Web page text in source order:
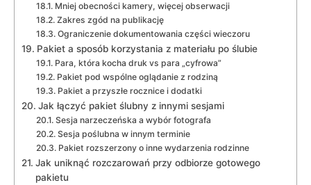
Mniej obecności kamery, więcej obserwacji
Zakres zgód na publikację
Ograniczenie dokumentowania części wieczoru
Pakiet a sposób korzystania z materiału po ślubie
Para, która kocha druk vs para „cyfrowa”
Pakiet pod wspólne oglądanie z rodziną
Pakiet a przyszłe rocznice i dodatki
Jak łączyć pakiet ślubny z innymi sesjami
Sesja narzeczeńska a wybór fotografa
Sesja poślubna w innym terminie
Pakiet rozszerzony o inne wydarzenia rodzinne
Jak uniknąć rozczarowań przy odbiorze gotowego
pakietu